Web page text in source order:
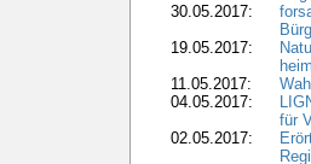
30.05.2017:
19.05.2017:
11.05.2017:
04.05.2017:
für
02.05.2017: